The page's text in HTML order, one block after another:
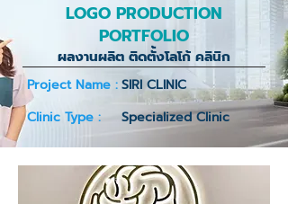
LOGO PRODUCTION
PORTFOLIO
ผลงานผลิต ติดตั้งโลโก้ คลินิก
Project Name :SIRI CLINIC
Clinic Type :
Specialized Clinic